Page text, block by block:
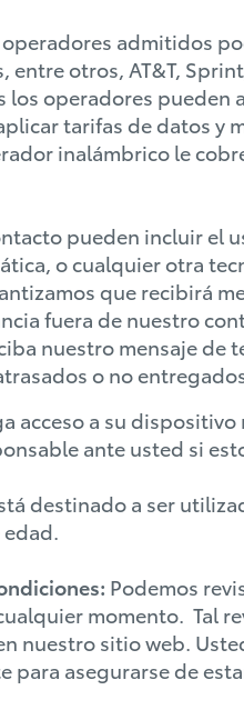
operadores admitidos
entre otros, AT&T,
los operadores
tarifas de datos y
inalámbrico le
pueden incluir el
o cualquier otra
que recibirá
fuera de nuestro
nuestro mensaje de
o no
acceso a su
ante usted si
destinado a ser
edad.
Podemos
momento. Tal
nuestro sitio web.
para asegurarse de